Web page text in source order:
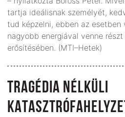
tartja ideálisnak személyét,
tud képzelni, ebben az esetben
nagyobb energiával venne
erősítésében. (MTI–Hetek)
TRAGÉDIA NÉLKÜLI